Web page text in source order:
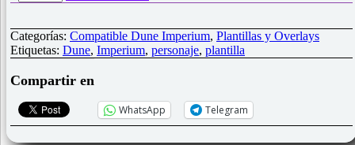
jugador
Dune
Imperium
cantidad
Categorías: Compatible Dune Imperium, Plantillas y Overlays
Etiquetas: Dune, Imperium, personaje, plantilla
Compartir en
WhatsApp Telegram